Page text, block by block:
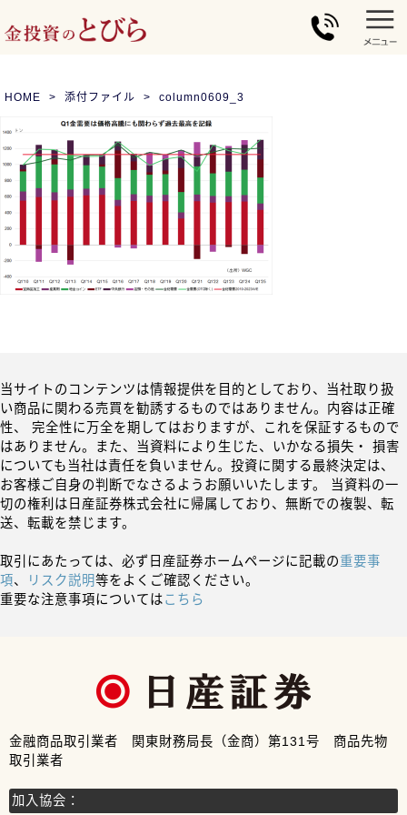
HOME 添付ファイル column0609_3
当サイトのコンテンツは情報提供を目的としており、当社取り扱
い商品に関わる売買を勧誘するものではありません。内容は正確
性、 完全性に万全を期してはおりますが、これを保証するもので
はありません。また、当資料により生じた、いかなる損失・ 損害
についても当社は責任を負いません。投資に関する最終決定は、
お客様ご自身の判断でなさるようお願いいたします。 当資料の一
切の権利は日産証券株式会社に帰属しており、無断での複製、転
送、転載を禁じます。
取引にあたっては、必ず日産証券ホームページに記載の重要事
項、 リスク説明等をよくご確認ください。
重要な注意事項についてはこちら
金融商品取引業者 関東財務局長（金商）第131号 商品先物
取引業者
加入協会：